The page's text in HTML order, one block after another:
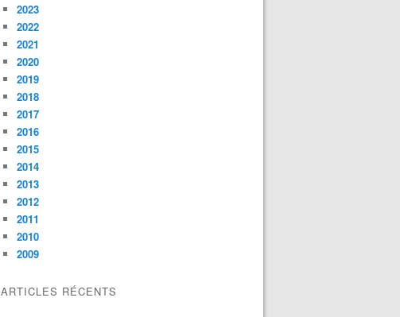
2023
2022
2021
2020
2019
2018
2017
2016
2015
2014
2013
2012
2011
2010
2009
ARTICLES RÉCENTS